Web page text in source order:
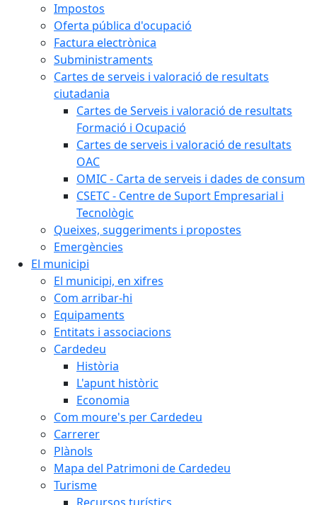
Impostos
Oferta pública d'ocupació
Factura electrònica
Subministraments
Cartes de serveis i valoració de resultats
ciutadania
Cartes de Serveis i valoració de resultats
Formació i Ocupació
Cartes de serveis i valoració de resultats
OAC
OMIC - Carta de serveis i dades de consum
CSETC - Centre de Suport Empresarial i
Tecnològic
Queixes, suggeriments i propostes
Emergències
El municipi
El municipi, en xifres
Com arribar-hi
Equipaments
Entitats i associacions
Cardedeu
Història
L'apunt històric
Economia
Com moure's per Cardedeu
Carrerer
Plànols
Mapa del Patrimoni de Cardedeu
Turisme